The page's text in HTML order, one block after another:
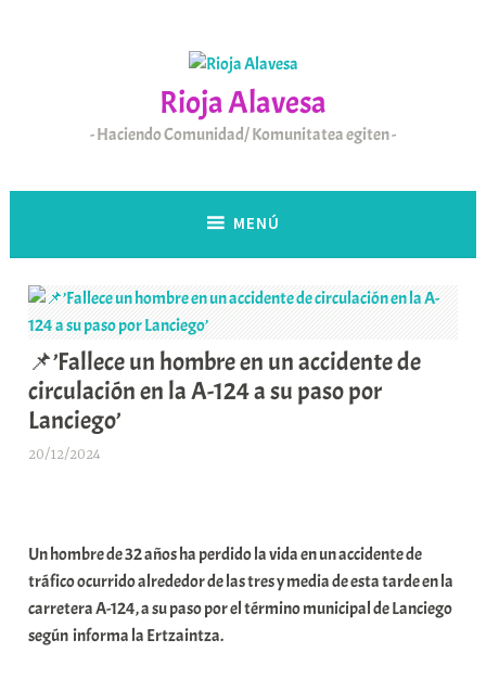
Rioja Alavesa
Haciendo Comunidad/ Komunitatea egiten
MENÚ
📌’Fallece un hombre en un accidente de
circulación en la A-124 a su paso por
Lanciego’
20/12/2024
a
r
E
r
Un hombre de 32 años ha perdido la vida en un accidente de
tráfico ocurrido alrededor de las tres y media de esta tarde en la
carretera A-124, a su paso por el término municipal de Lanciego
según informa la Ertzaintza.